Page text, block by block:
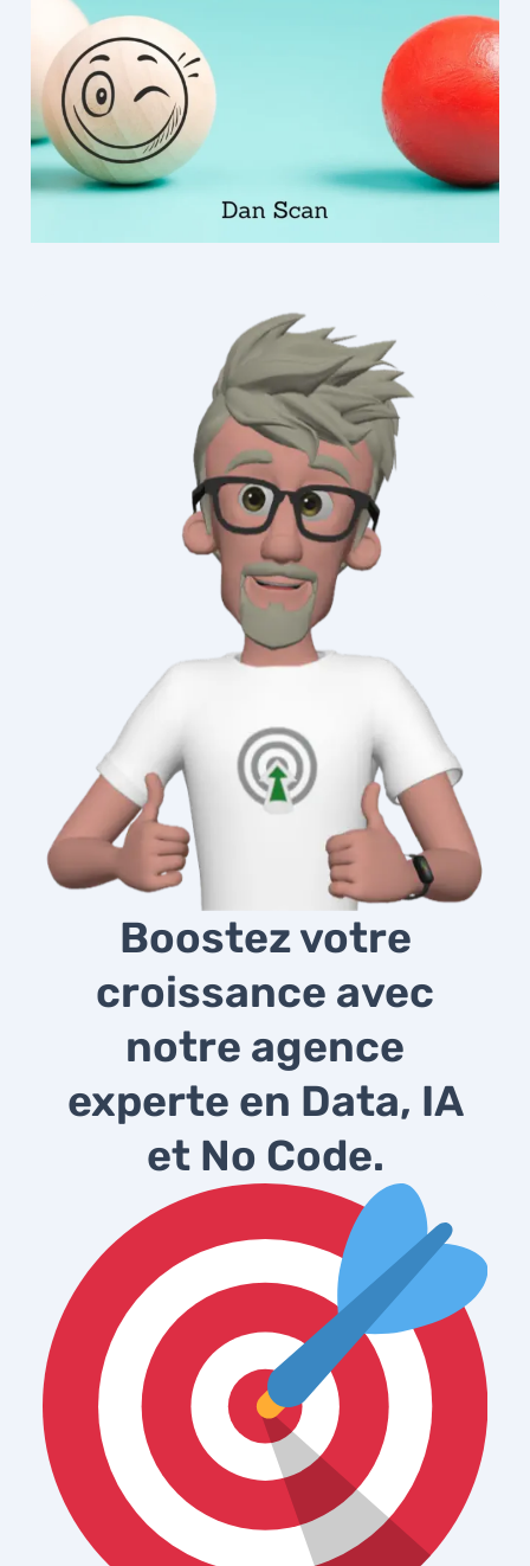
Boostez votre
croissance avec
notre agence
experte en Data, IA
et No Code.